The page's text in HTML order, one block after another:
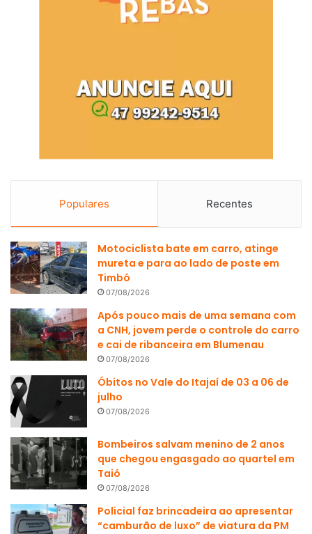
Populares Recentes
Motociclista bate em carro, atinge
mureta e para ao lado de poste em
Timbó
07/08/2026
Após pouco mais de uma semana com
a CNH, jovem perde o controle do carro
e cai de ribanceira em Blumenau
07/08/2026
Óbitos no Vale do Itajaí de 03 a 06 de
julho
07/08/2026
Bombeiros salvam menino de 2 anos
que chegou engasgado ao quartel em
Taió
07/08/2026
Policial faz brincadeira ao apresentar
“camburão de luxo” de viatura da PM